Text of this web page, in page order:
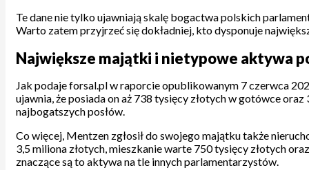
Te dane nie tylko ujawniają skalę bogactwa polskich
Warto zatem przyjrzeć się dokładniej, kto dysponuje
Największe majątki i nietypowe aktywa
Jak podaje forsal.pl w raporcie opublikowanym 7 czerwca
ujawnia, że posiada on aż 738 tysięcy złotych w gotówce
najbogatszych posłów.
Co więcej, Mentzen zgłosił do swojego majątku także
3,5 miliona złotych, mieszkanie warte 750 tysięcy złotych
znaczące są to aktywa na tle innych parlamentarzystów.